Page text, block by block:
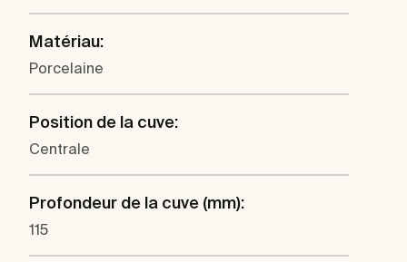
Matériau:
Porcelaine
Position de la cuve:
Centrale
Profondeur de la cuve (mm):
115